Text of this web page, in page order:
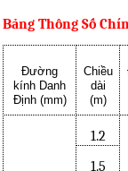
Bảng Thông Số
Đường
kính Danh
Định (mm)
Chiều
dài
(m)
1.2
1.5